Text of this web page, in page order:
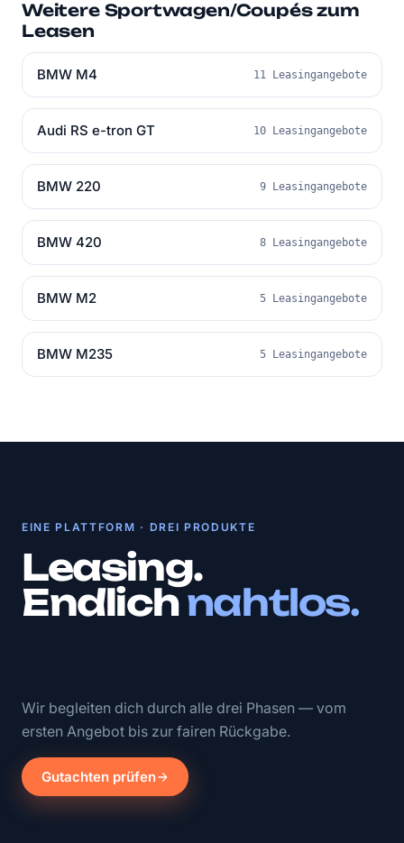
Weitere Sportwagen/Coupés zum
Leasen
BMW M4 11 Leasingangebote
Audi RS e-tron GT 10 Leasingangebote
BMW 220 9 Leasingangebote
BMW 420 8 Leasingangebote
BMW M2 5 Leasingangebote
BMW M235 5 Leasingangebote
EINE PLATTFORM · DREI PRODUKTE
Leasing.
Endlichnahtlos.
Wir begleiten dich durch alle drei Phasen — vom
ersten Angebot bis zur fairen Rückgabe.
Gutachten prüfen